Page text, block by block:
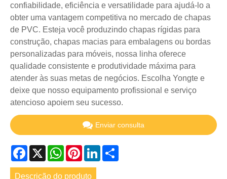
confiabilidade, eficiência e versatilidade para ajudá-lo a
obter uma vantagem competitiva no mercado de chapas
de PVC. Esteja você produzindo chapas rígidas para
construção, chapas macias para embalagens ou bordas
personalizadas para móveis, nossa linha oferece
qualidade consistente e produtividade máxima para
atender às suas metas de negócios. Escolha Yongte e
deixe que nosso equipamento profissional e serviço
atencioso apoiem seu sucesso.
Enviar consulta
Facebook
X WhatsApp
PinterestLinkedIn
Descrição do produto